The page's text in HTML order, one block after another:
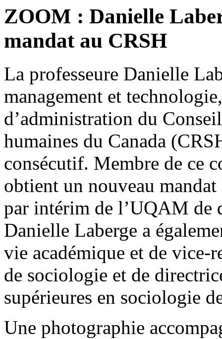
ZOOM : Danielle
mandat au CRSH
La professeure Danielle
management et
d’administration du
humaines du Canada
consécutif. Membre de ce
obtient un nouveau
par intérim de l’UQAM de
Danielle Laberge a
vie académique et de vice-
de sociologie et de
supérieures en sociologie
Une photographie